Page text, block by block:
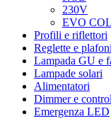
230V
EVO
Profili e riflettori
Reglette e
Lampada GU e
Lampade solari
Alimentatori
Dimmer e
Emergenza LED